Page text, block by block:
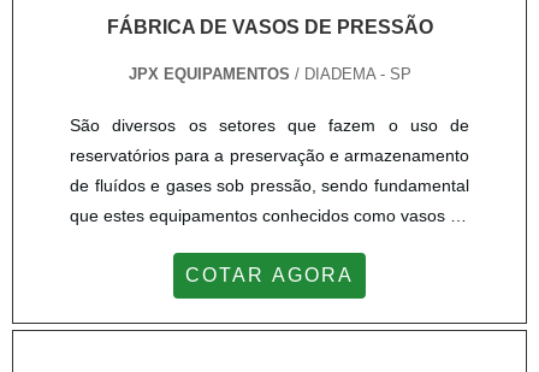
FÁBRICA DE VASOS DE PRESSÃO
JPX EQUIPAMENTOS / DIADEMA - SP
São diversos os setores que fazem o uso de
reservatórios para a preservação e armazenamento
de fluídos e gases sob pressão, sendo fundamental
que estes equipamentos conhecidos como vasos de
Compreender a função exercida pela fábrica de
esteja comprando um equipamento seguro e dentro
COTAR AGORA